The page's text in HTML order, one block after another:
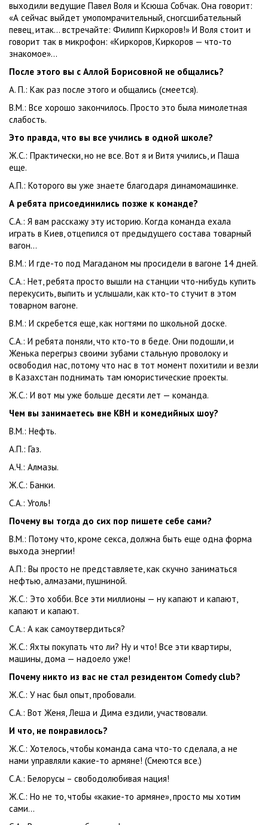
выходили ведущие Павел Воля и Ксюша Собчак. Она говорит:
«А сейчас выйдет умопомрачительный, сногсшибательный
певец, итак... встречайте: Филипп Киркоров!» И Воля стоит и
говорит так в микрофон: «Киркоров, Киркоров — что-то
знакомое»…
После этого вы с Аллой Борисовной не общались?
А. П.: Как раз после этого и общались (смеется).
В.М.: Все хорошо закончилось. Просто это была мимолетная
слабость.
Это правда, что вы все учились в одной школе?
Ж.С.: Практически, но не все. Вот я и Витя учились, и Паша
еще.
А.П.: Которого вы уже знаете благодаря динамомашинке.
А ребята присоединились позже к команде?
С.А.: Я вам расскажу эту историю. Когда команда ехала
играть в Киев, отцепился от предыдущего состава товарный
вагон…
В.М.: И где-то под Магаданом мы просидели в вагоне 14 дней.
С.А.: Нет, ребята просто вышли на станции что-нибудь купить
перекусить, выпить и услышали, как кто-то стучит в этом
товарном вагоне.
В.М.: И скребется еще, как ногтями по школьной доске.
С.А.: И ребята поняли, что кто-то в беде. Они подошли, и
Женька перегрыз своими зубами стальную проволоку и
освободил нас, потому что нас в тот момент похитили и везли
в Казахстан поднимать там юмористические проекты.
Ж.С.: И вот мы уже больше десяти лет — команда.
Чем вы занимаетесь вне КВН и комедийных шоу?
В.М.: Нефть.
А.П.: Газ.
А.Ч.: Алмазы.
Ж.С.: Банки.
С.А.: Уголь!
Почему вы тогда до сих пор пишете себе сами?
В.М.: Потому что, кроме секса, должна быть еще одна форма
выхода энергии!
А.П.: Вы просто не представляете, как скучно заниматься
нефтью, алмазами, пушниной.
Ж.С.: Это хобби. Все эти миллионы — ну капают и капают,
капают и капают.
С.А.: А как самоутвердиться?
Ж.С.: Яхты покупать что ли? Ну и что! Все эти квартиры,
машины, дома — надоело уже!
Почему никто из вас не стал резидентом Comedy club?
Ж.С.: У нас был опыт, пробовали.
С.А.: Вот Женя, Леша и Дима ездили, участвовали.
И что, не понравилось?
Ж.С.: Хотелось, чтобы команда сама что-то сделала, а не
нами управляли какие-то армяне! (Смеются все.)
С.А.: Белорусы – свободолюбивая нация!
Ж.С.: Но не то, чтобы «какие-то армяне», просто мы хотим
сами...